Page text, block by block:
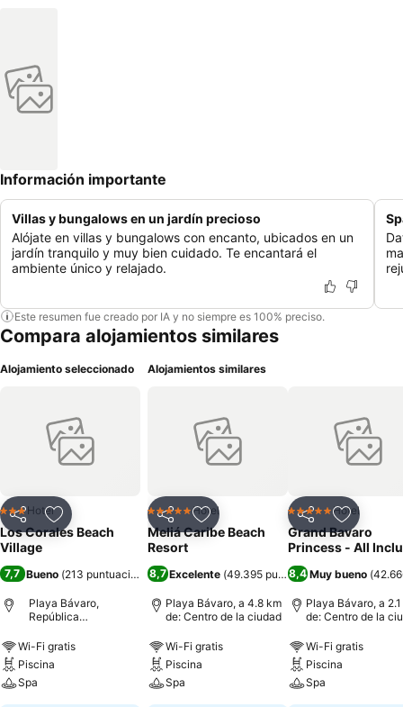
Información importante
Villas y bungalows en un jardín precioso
Alójate en villas y bungalows con encanto, ubicados en un
jardín tranquilo y muy bien cuidado. Te encantará el
ambiente único y relajado.
Este resumen fue creado por IA y no siempre es 100% preciso.
Compara alojamientos similares
Alojamiento seleccionado
CompartirAgregar a favoritos
3 Estrellas
Hotel
Los Corales Beach
Village
7,7 Bueno (213 puntuaciones)
Playa Bávaro,
República
Wi-Fi gratis
Piscina
Spa
Alojamientos similares
CompartirAgregar a favoritos
5 EstrellasHotel
Meliá Caribe Beach
Resort
8,7 Excelente (49.395 puntuaciones )
Playa Bávaro, a 4.8 km
de: Centro de la ciudad
Wi-Fi gratis
Piscina
Spa
CompartirAgregar
5 EstrellasHotel
Grand Bavaro
Princess - All
8,4 Muy bueno (
Playa Bávaro, a
de: Centro de la
Wi-Fi gratis
Piscina
Spa